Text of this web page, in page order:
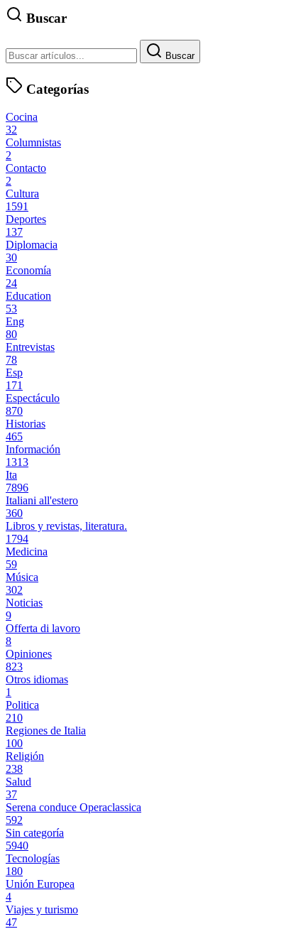
Buscar
Buscar
Categorías
Cocina
32
Columnistas
2
Contacto
2
Cultura
1591
Deportes
137
Diplomacia
30
Economía
24
Education
53
Eng
80
Entrevistas
78
Esp
171
Espectáculo
870
Historias
465
Información
1313
Ita
7896
Italiani all'estero
360
Libros y revistas, literatura.
1794
Medicina
59
Música
302
Noticias
9
Offerta di lavoro
8
Opiniones
823
Otros idiomas
1
Politica
210
Regiones de Italia
100
Religión
238
Salud
37
Serena conduce Operaclassica
592
Sin categoría
5940
Tecnologías
180
Unión Europea
4
Viajes y turismo
47